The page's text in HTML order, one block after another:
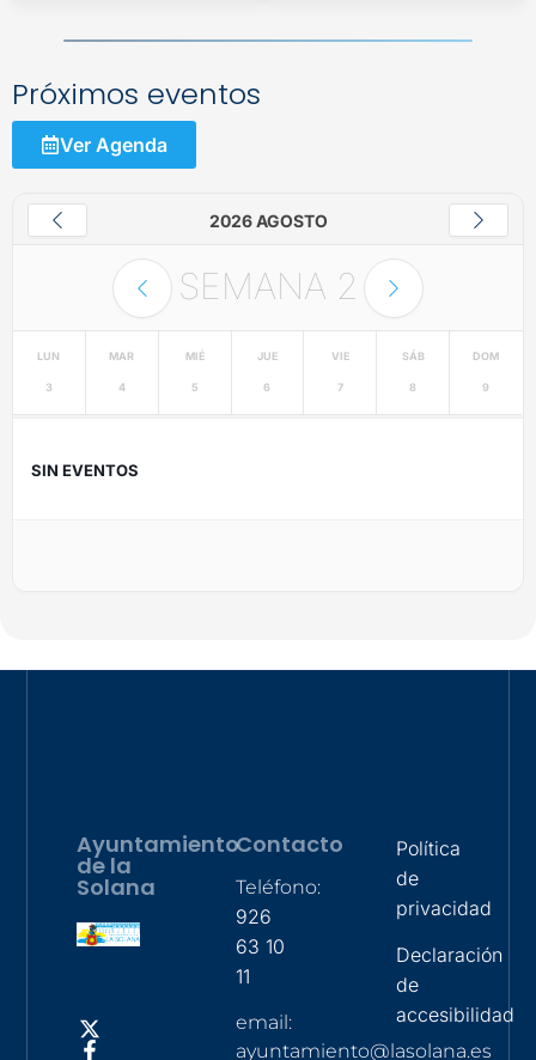
Próximos eventos
Ver Agenda
2026 AGOSTO
SEMANA 2
LUN
3
MAR
4
MIÉ
5
JUE
6
VIE
7
SÁB
8
DOM
9
SIN EVENTOS
Ayuntamiento
de la
Solana
Contacto
Teléfono:
926
63 10
11
email:
ayuntamiento@lasolana.es
Política
de
privacidad
Declaración
de
accesibilidad